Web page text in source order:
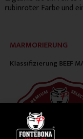
rubinroter Farbe und
MARMORIERUNG
Klassifizierung BEEF